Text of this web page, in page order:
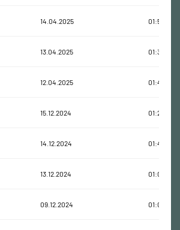
14.04.2025 01:54:41
13.04.2025 01:37:35
12.04.2025 01:45:55
15.12.2024 01:28:42
14.12.2024 01:49:45
13.12.2024 01:00:57
09.12.2024 01:00:33